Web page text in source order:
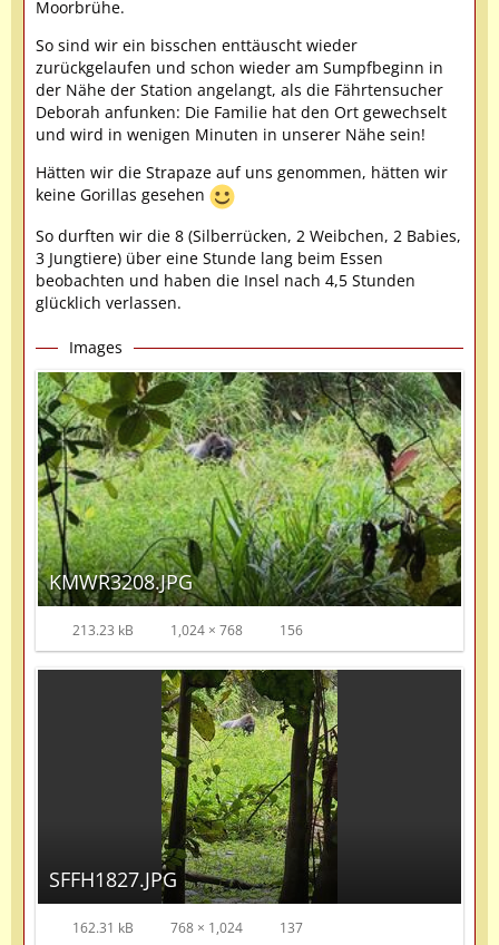
Moorbrühe.
So sind wir ein bisschen enttäuscht wieder
zurückgelaufen und schon wieder am Sumpfbeginn in
der Nähe der Station angelangt, als die Fährtensucher
Deborah anfunken: Die Familie hat den Ort gewechselt
und wird in wenigen Minuten in unserer Nähe sein!
Hätten wir die Strapaze auf uns genommen, hätten wir
keine Gorillas gesehen
So durften wir die 8 (Silberrücken, 2 Weibchen, 2 Babies,
3 Jungtiere) über eine Stunde lang beim Essen
beobachten und haben die Insel nach 4,5 Stunden
glücklich verlassen.
Images
KMWR3208.JPG
213.23 kB 1,024 × 768 156
SFFH1827.JPG
162.31 kB 768 × 1,024 137